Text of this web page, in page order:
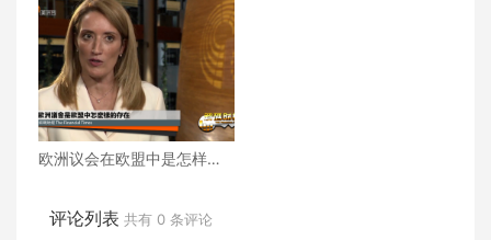
欧洲议会在欧盟中是怎样的
评论列表 共有 0 条评论